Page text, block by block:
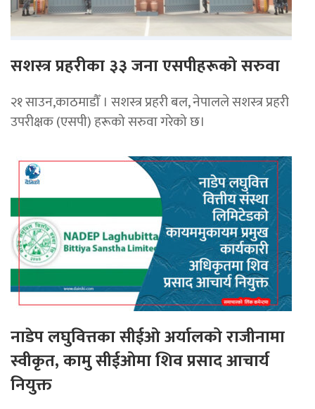
सशस्त्र प्रहरीका ३३ जना एसपीहरूको सरुवा
२१ साउन,काठमाडौँ । सशस्त्र प्रहरी बल, नेपालले सशस्त्र प्रहरी
उपरीक्षक (एसपी) हरूको सरुवा गरेको छ।
नाडेप लघुवित्तका सीईओ अर्यालको राजीनामा
स्वीकृत, कामु सीईओमा शिव प्रसाद आचार्य
नियुक्त